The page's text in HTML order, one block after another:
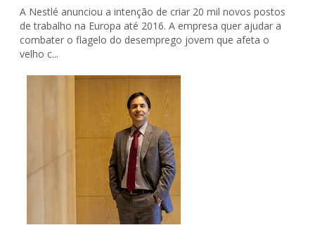
A Nestlé anunciou a intenção de criar 20 mil novos postos
de trabalho na Europa até 2016. A empresa quer ajudar a
combater o flagelo do desemprego jovem que afeta o
velho c...